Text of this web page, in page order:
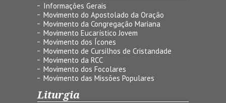
Informações Gerais
Movimento do Apostolado da Oração
Movimento da Congregação Mariana
Movimento Eucarístico Jovem
Movimento dos Ícones
Movimento de Cursilhos de Cristandade
Movimento da RCC
Movimento dos Focolares
Movimento das Missões Populares
Liturgia